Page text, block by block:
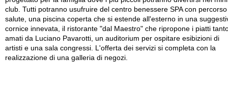
club. Tutti potranno usufruire del centro benessere SPA con percorso
salute, una piscina coperta che si estende all'esterno in una
cornice innevata, il ristorante "dal Maestro" che ripropone i piatti
amati da Luciano Pavarotti, un auditorium per ospitare esibizioni di
artisti e una sala congressi. L'offerta dei servizi si completa con la
realizzazione di una galleria di negozi.